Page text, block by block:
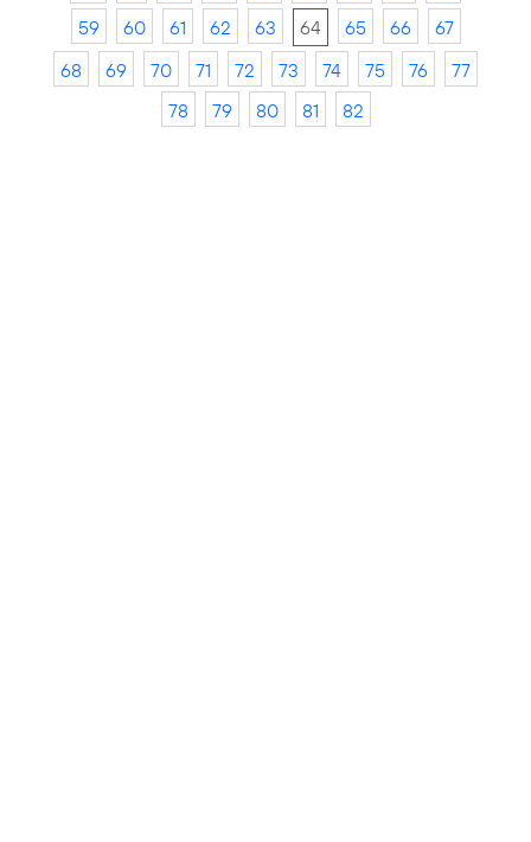
59
60 61 62 63 64 65 66
67
68
69 70 71 72 73 74 75 76
77
78
79 80 81 82